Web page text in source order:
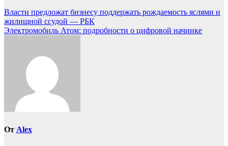
Навигация
по
Власти предложат бизнесу поддержать рождаемость яслями и
жилищной ссудой — РБК
Электромобиль Атом: подробности о цифровой начинке
От Alex